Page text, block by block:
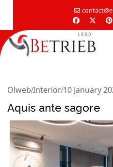
Aquis ante sagore
Olweb Interior10 January